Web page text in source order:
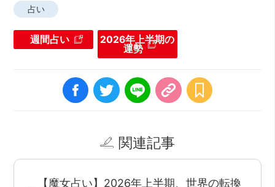
占い
週間占い 2026年上半期の
運勢
関連記事
【魔女占い】2026年上半期、世界の転換